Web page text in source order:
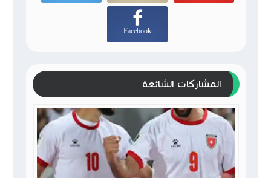
Facebook
المشاركات الشائعة